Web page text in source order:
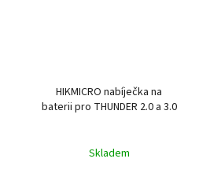
HIKMICRO nabíječka na
baterii pro THUNDER 2.0 a 3.0
Skladem